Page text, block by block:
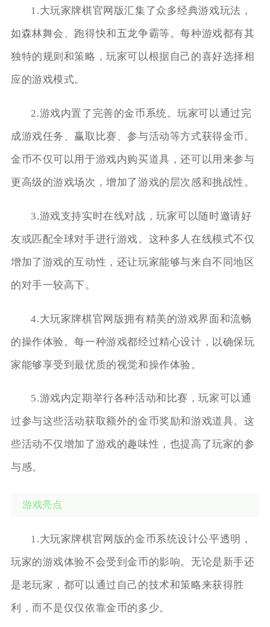
1.大玩家牌棋官网版汇集了众多经典游戏玩法，
如森林舞会、跑得快和五龙争霸等。每种游戏都有其
独特的规则和策略，玩家可以根据自己的喜好选择相
应的游戏模式。
2.游戏内置了完善的金币系统。玩家可以通过完
成游戏任务、赢取比赛、参与活动等方式获得金币。
金币不仅可以用于游戏内购买道具，还可以用来参与
更高级的游戏场次，增加了游戏的层次感和挑战性。
3.游戏支持实时在线对战，玩家可以随时邀请好
友或匹配全球对手进行游戏。这种多人在线模式不仅
增加了游戏的互动性，还让玩家能够与来自不同地区
的对手一较高下。
4.大玩家牌棋官网版拥有精美的游戏界面和流畅
的操作体验。每一种游戏都经过精心设计，以确保玩
家能够享受到最优质的视觉和操作体验。
5.游戏内定期举行各种活动和比赛，玩家可以通
过参与这些活动获取额外的金币奖励和游戏道具。这
些活动不仅增加了游戏的趣味性，也提高了玩家的参
与感。
游戏亮点
1.大玩家牌棋官网版的金币系统设计公平透明，
玩家的游戏体验不会受到金币的影响。无论是新手还
是老玩家，都可以通过自己的技术和策略来获得胜
利，而不是仅仅依靠金币的多少。